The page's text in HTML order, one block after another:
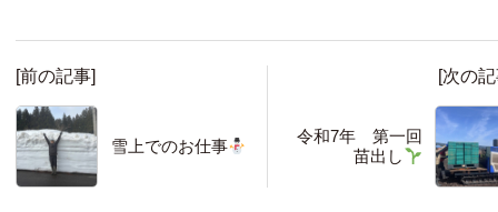
[前の記事]
雪上でのお仕事
[次の
令和7年 第一回
苗出し